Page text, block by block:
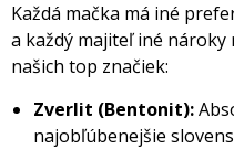
Každá mačka má iné
a každý majiteľ iné
našich top značiek:
Zverlit (Bentonit):
najobľúbenejšie